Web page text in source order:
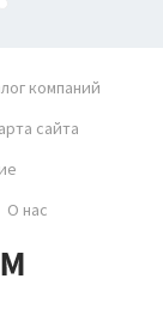
компаний
сайта
О нас